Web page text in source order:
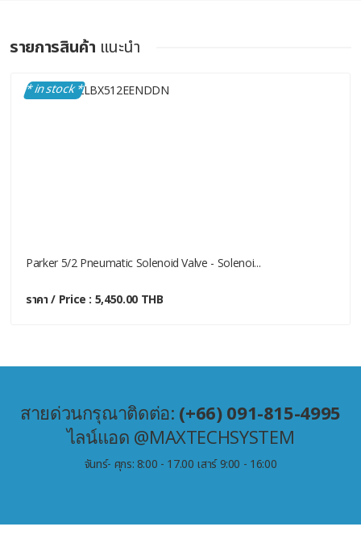
รายการสินค้า แนะนำ
* in stock *
Parker 5/2 Pneumatic Solenoid Valve - Solenoi...
ราคา / Price : 5,450.00 THB
สายด่วนกรุณาติดต่อ: (+66) 091-815-4995
ไลน์แอด @MAXTECHSYSTEM
จันทร์- ศุกร: 8:00 - 17.00 เสาร์ 9:00 - 16:00